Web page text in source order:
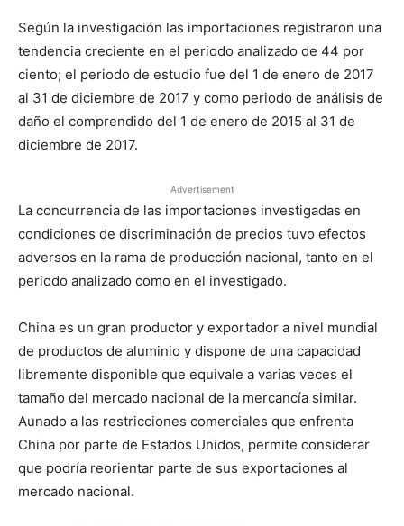
Según la investigación las importaciones registraron una
tendencia creciente en el periodo analizado de 44 por
ciento; el periodo de estudio fue del 1 de enero de 2017
al 31 de diciembre de 2017 y como periodo de análisis de
daño el comprendido del 1 de enero de 2015 al 31 de
diciembre de 2017.
Advertisement
La concurrencia de las importaciones investigadas en
condiciones de discriminación de precios tuvo efectos
adversos en la rama de producción nacional, tanto en el
periodo analizado como en el investigado.
China es un gran productor y exportador a nivel mundial
de productos de aluminio y dispone de una capacidad
libremente disponible que equivale a varias veces el
tamaño del mercado nacional de la mercancía similar.
Aunado a las restricciones comerciales que enfrenta
China por parte de Estados Unidos, permite considerar
que podría reorientar parte de sus exportaciones al
mercado nacional.